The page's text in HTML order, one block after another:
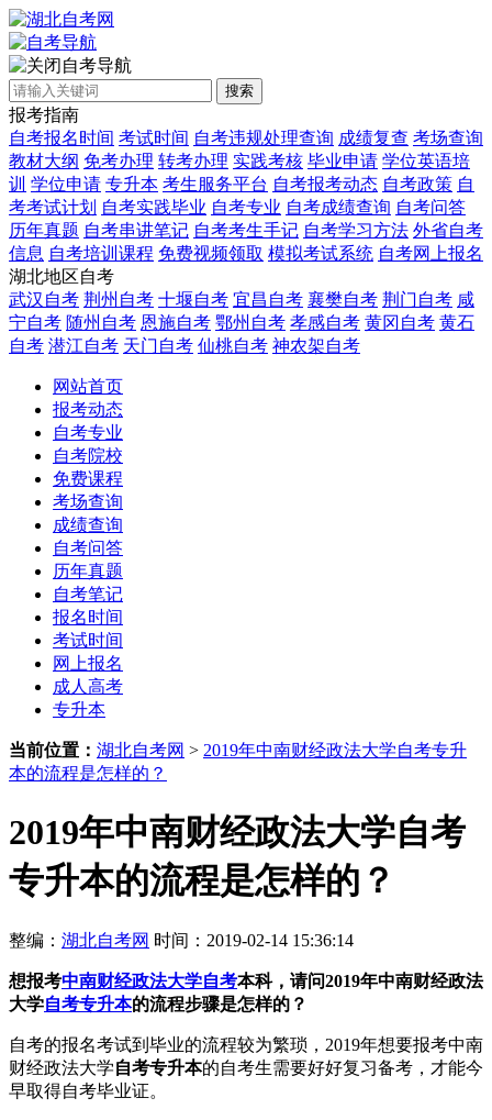
自考导航
搜索
报考指南
自考报名时间 考试时间 自考违规处理查询 成绩复查 考场查询
教材大纲 免考办理 转考办理 实践考核 毕业申请 学位英语培
训 学位申请 专升本 考生服务平台 自考报考动态 自考政策 自
考考试计划 自考实践毕业 自考专业 自考成绩查询 自考问答
历年真题 自考串讲笔记 自考考生手记 自考学习方法 外省自考
信息 自考培训课程 免费视频领取 模拟考试系统 自考网上报名
湖北地区自考
武汉自考 荆州自考 十堰自考 宜昌自考 襄樊自考 荆门自考 咸
宁自考 随州自考 恩施自考 鄂州自考 孝感自考 黄冈自考 黄石
自考 潜江自考 天门自考 仙桃自考 神农架自考
网站首页
报考动态
自考专业
自考院校
免费课程
考场查询
成绩查询
自考问答
历年真题
自考笔记
报名时间
考试时间
网上报名
成人高考
专升本
当前位置： 湖北自考网 > 2019年中南财经政法大学自考专升
本的流程是怎样的？
2019年中南财经政法大学自考
专升本的流程是怎样的？
整编： 湖北自考网 时间：2019-02-14 15:36:14
想报考中南财经政法大学自考本科，请问2019年中南财经政法
大学自考专升本的流程步骤是怎样的？
自考的报名考试到毕业的流程较为繁琐，2019年想要报考中南
财经政法大学自考专升本的自考生需要好好复习备考，才能今
早取得自考毕业证。